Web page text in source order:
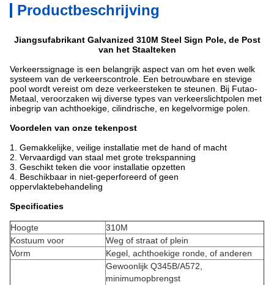
Productbeschrijving
Jiangsufabrikant Galvanized 310M Steel Sign Pole, de Post
van het Staalteken
Verkeerssignage is een belangrijk aspect van om het even welk
systeem van de verkeerscontrole. Een betrouwbare en stevige
pool wordt vereist om deze verkeersteken te steunen. Bij Futao-
Metaal, veroorzaken wij diverse types van verkeerslichtpolen met
inbegrip van achthoekige, cilindrische, en kegelvormige polen.
Voordelen van onze tekenpost
1. Gemakkelijke, veilige installatie met de hand of macht
2. Vervaardigd van staal met grote trekspanning
3. Geschikt teken die voor installatie opzetten
4. Beschikbaar in niet-geperforeerd of geen
oppervlaktebehandeling
Specificaties
Hoogte
310M
Kostuum voor
Weg of straat of plein
Vorm
Kegel, achthoekige ronde, of anderen
Gewoonlijk Q345B/A572,
minimumopbrengst